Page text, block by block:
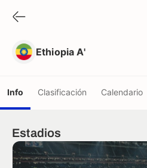
Ethiopia A'
Info Clasificación Calendario
Estadios